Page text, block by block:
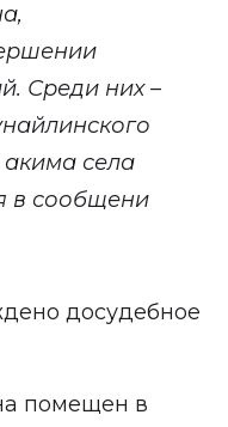
Среди них –
акима села
в сообщени
досудебное
помещен в